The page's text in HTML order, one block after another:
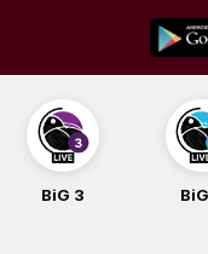
content
BiG 4